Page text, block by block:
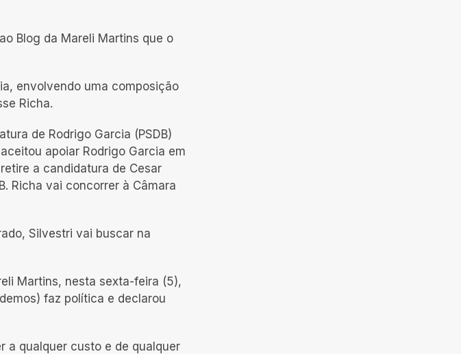
Blog da Mareli Martins que o
envolvendo uma composição
Richa.
de Rodrigo Garcia (PSDB)
apoiar Rodrigo Garcia em
a candidatura de Cesar
Richa vai concorrer à Câmara
Silvestri vai buscar na
Martins, nesta sexta-feira (5),
faz política e declarou
a qualquer custo e de qualquer